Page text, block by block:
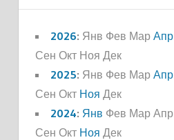
2026: Янв Фев Мар Апр
Сен Окт Ноя Дек
2025: Янв Фев Мар Апр
Сен Окт Ноя Дек
2024: Янв Фев Мар Апр
Сен Окт Ноя Дек